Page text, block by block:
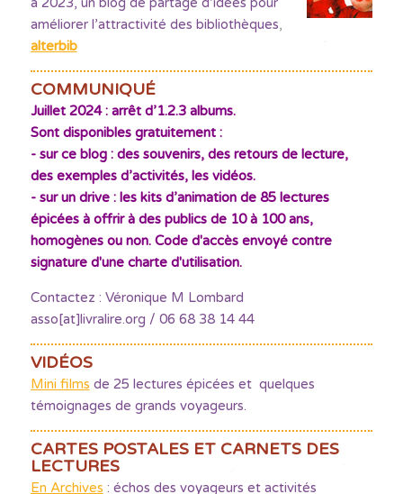
améliorer l’attractivité des bibliothèques,
alterbib
COMMUNIQUÉ
Juillet 2024 : arrêt d’1.2.3 albums.
Sont disponibles gratuitement :
- sur ce blog : des souvenirs, des retours de lecture,
des exemples d’activités, les vidéos.
- sur un drive : les kits d’animation de 85 lectures
épicées à offrir à des publics de 10 à 100 ans,
homogènes ou non. Code d'accès envoyé contre
signature d'une charte d'utilisation.
Contactez : Véronique M Lombard
asso[at]livralire.org / 06 68 38 14 44
VIDÉOS
Mini films de 25 lectures épicées et quelques
témoignages de grands voyageurs.
CARTES POSTALES ET CARNETS DES
LECTURES
En Archives : échos des voyageurs et activités